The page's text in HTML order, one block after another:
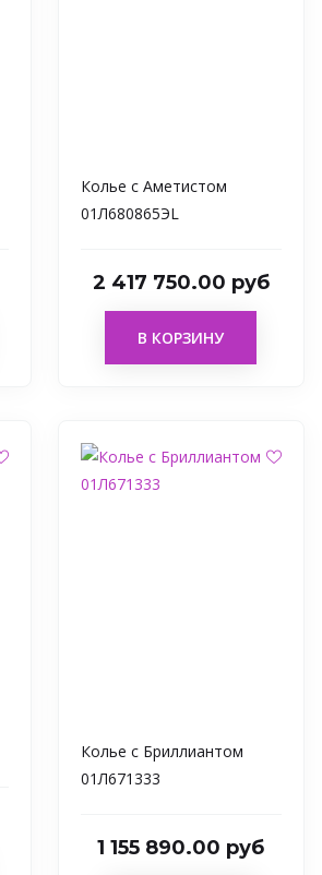
Колье с Аметистом
01Л680865ЭL
2 417 750.00 руб
В КОРЗИНУ
Колье с Бриллиантом
01Л671333
1 155 890.00 руб